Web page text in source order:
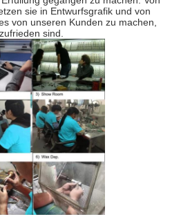
sie in Entwurfsgrafik und von
von unseren Kunden zu machen,
sind.